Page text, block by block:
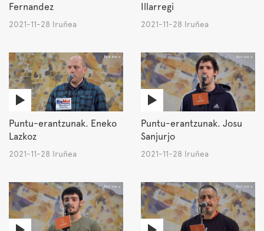
Fernandez
2021-11-28 Iruñea
Illarregi
2021-11-28 Iruñea
Puntu-erantzunak. Eneko
Lazkoz
2021-11-28 Iruñea
Puntu-erantzunak. Josu
Sanjurjo
2021-11-28 Iruñea